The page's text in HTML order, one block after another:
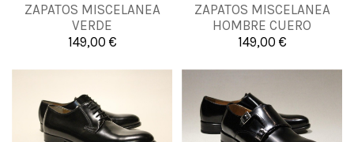
ZAPATOS MISCELANEA
VERDE
149,00 €
40 41 42
43
ZAPATOS MISCELANEA
HOMBRE CUERO
149,00 €
39 40 41
42
44